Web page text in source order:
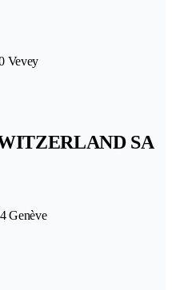
Vevey
SA
Genève